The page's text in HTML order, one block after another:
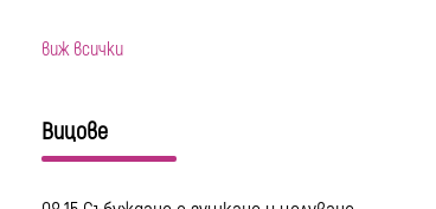
виж всички
Вицове